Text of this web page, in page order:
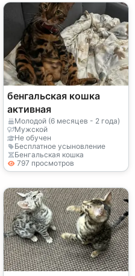
бенгальская кошка
активная
Молодой (6 месяцев - 2 года)
Мужской
Не обучен
Бесплатное усыновление
Бенгальская кошка
797 просмотров